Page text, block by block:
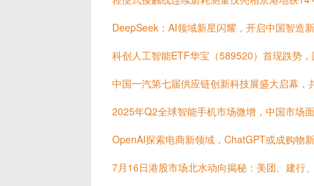
DeepSeek：AI领域新星闪耀，开启中国智造
科创人工智能ETF华宝（589520）首现跌势
中国一汽第七届供应链创新科技展盛大启幕，
2025年Q2全球智能手机市场微增，中国市场
OpenAI探索电商新领域，ChatGPT或成购物
7月16日港股市场北水动向揭秘：美团、建行